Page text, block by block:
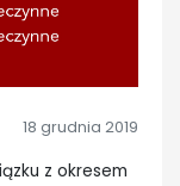
18 grudnia 2019
z okresem